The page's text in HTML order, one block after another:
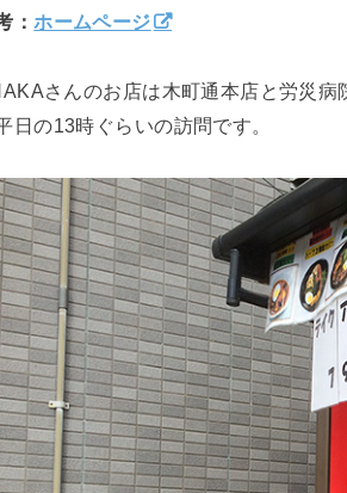
：ホームページ
さんのお店は木町通本店と労災
日の13時ぐらいの訪問です。